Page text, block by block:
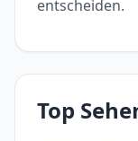
entscheiden.
Top